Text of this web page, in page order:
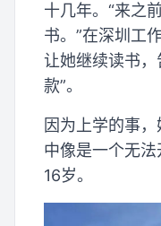
十几年。“来之
书。”在深圳工
让她继续读书，
款”。
因为上学的事
中像是一个无
16岁。